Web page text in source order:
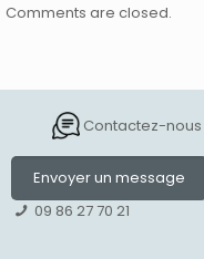
Comments are closed.
Contactez-nous
Envoyer un message
09 86 27 70 21